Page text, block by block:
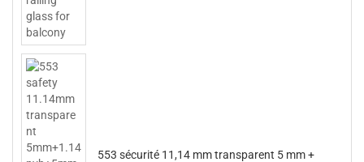
553 sécurité 11,14 mm transparent 5 mm +